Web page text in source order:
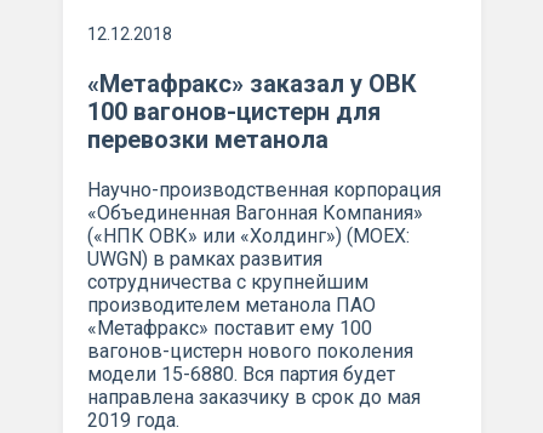
12.12.2018
«Метафракс» заказал у ОВК
100 вагонов-цистерн для
перевозки метанола
Научно-производственная корпорация
«Объединенная Вагонная Компания»
(«НПК ОВК» или «Холдинг») (MOEX:
UWGN) в рамках развития
сотрудничества с крупнейшим
производителем метанола ПАО
«Метафракс» поставит ему 100
вагонов-цистерн нового поколения
модели 15-6880. Вся партия будет
направлена заказчику в срок до мая
2019 года.